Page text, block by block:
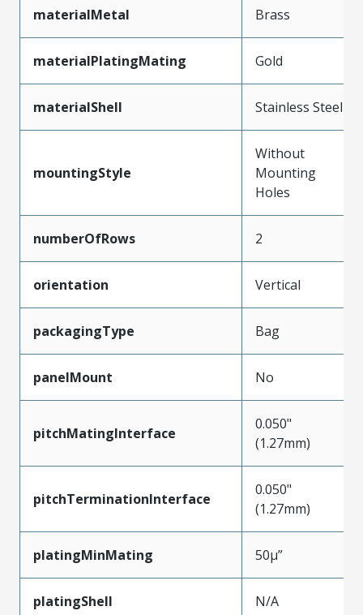
materialMetal Brass
materialPlatingMating Gold
materialShell Stainless Steel
mountingStyle
Without
Mounting
Holes
numberOfRows 2
orientation Vertical
packagingType Bag
panelMount No
pitchMatingInterface
0.050"
(1.27mm)
pitchTerminationInterface
0.050"
(1.27mm)
platingMinMating 50µ”
platingShell N/A